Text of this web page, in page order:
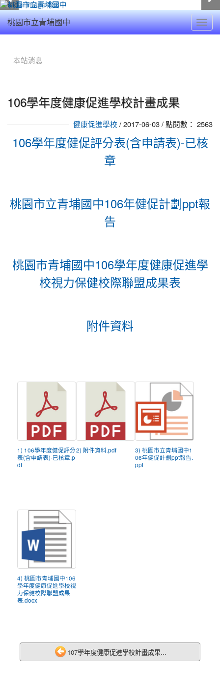
桃園市立青埔國中
本站消息
106學年度健康促進學校計畫成果
健康促進學校 / 2017-06-03 / 點閱數： 2563
106學年度健促評分表(含申請表)-已核
章
桃園市立青埔國中106年健促計劃ppt報
告
桃園市青埔國中106學年度健康促進學
校視力保健校際聯盟成果表
附件資料
1) 106學年度健促評分
表(含申請表)-已核章.p
df
2) 附件資料.pdf
3) 桃園市立青埔國中1
06年健促計劃ppt報告.
ppt
4) 桃園市青埔國中106
學年度健康促進學校視
力保健校際聯盟成果
表.docx
107學年度健康促進學校計畫成果...